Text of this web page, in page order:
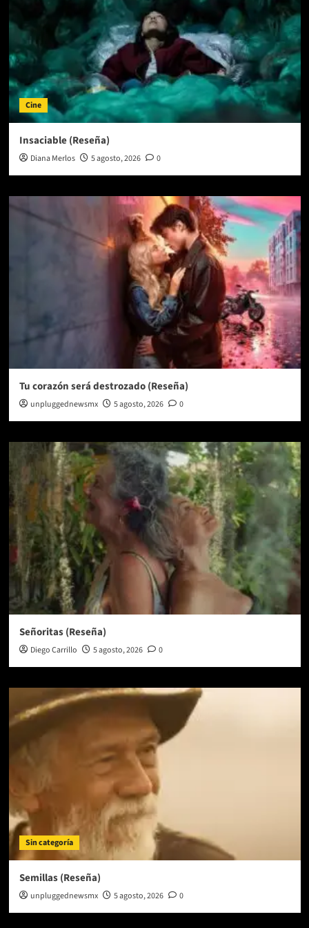
Cine
Insaciable (Reseña)
Diana Merlos 5 agosto, 2026 0
Tu corazón será destrozado (Reseña)
unpluggednewsmx 5 agosto, 2026 0
Señoritas (Reseña)
Diego Carrillo 5 agosto, 2026 0
Sin categoría
Semillas (Reseña)
unpluggednewsmx 5 agosto, 2026 0